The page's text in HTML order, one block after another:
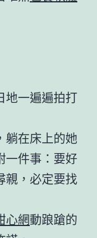
地一遍遍拍打
躺在床上的她
一件事：要好
親，必定要找
心網動踉蹌的